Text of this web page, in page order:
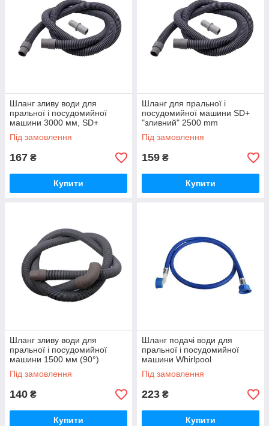
Шланг зливу води для
пральної і посудомийної
машини 3000 мм, SD+
Thermo Alliance
Під замовлення
167 ₴
Купити
Шланг для пральної і
посудомийної машини SD+
"зливний" 2500 mm
Під замовлення
159 ₴
Купити
Шланг зливу води для
пральної і посудомийної
машини 1500 мм (90°)
Під замовлення
140 ₴
Купити
Шланг подачі води для
пральної і посудомийної
машини Whirlpool
484000001132 1500 mm
Під замовлення
223 ₴
Купити